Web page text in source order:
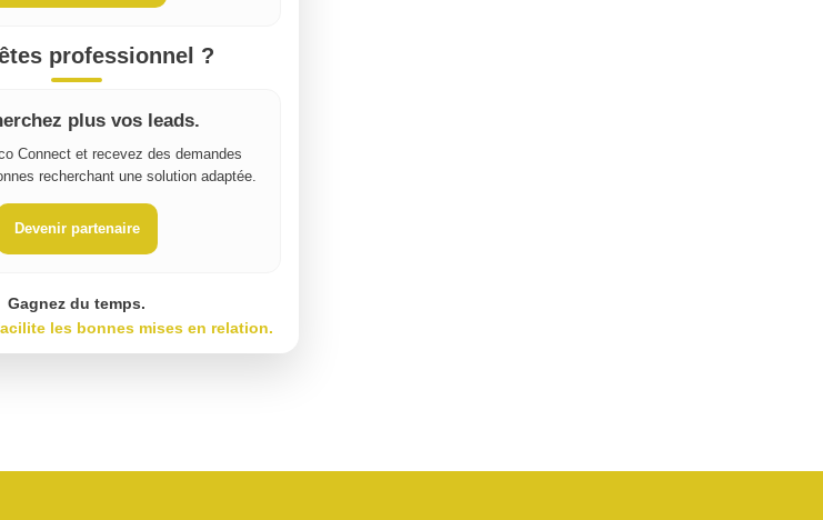
professionnel ?
plus vos leads.
Connect et recevez des demandes
recherchant une solution adaptée.
Devenir partenaire
Gagnez du temps.
les bonnes mises en relation.